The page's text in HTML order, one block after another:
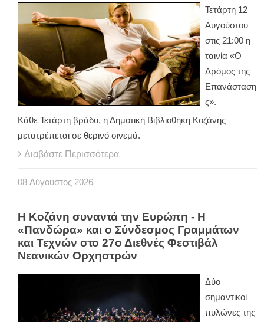
Τετάρτη 12
Αυγούστου
στις 21:00 η
ταινία «Ο
Δρόμος της
Επανάσταση
ς».
Κάθε Τετάρτη βράδυ, η Δημοτική Βιβλιοθήκη Κοζάνης
μετατρέπεται σε θερινό σινεμά.
Διαβάστε Περισσότερα
08 Αύγουστος 2026
Η Κοζάνη συναντά την Ευρώπη - Η
«Πανδώρα» και ο Σύνδεσμος Γραμμάτων
και Τεχνών στο 27ο Διεθνές Φεστιβάλ
Νεανικών Ορχηστρών
Δύο
σημαντικοί
πυλώνες της